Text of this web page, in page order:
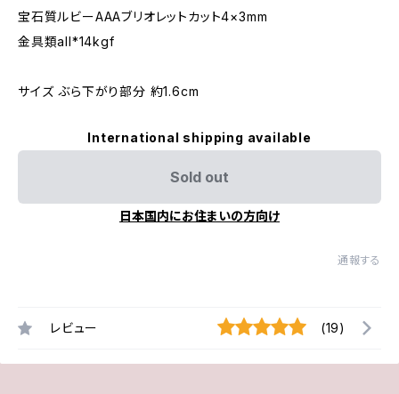
宝石質ルビーAAAブリオレットカット4×3mm
金具類all*14kgf
サイズ ぶら下がり部分 約1.6cm
International shipping available
Sold out
日本国内にお住まいの方向け
通報する
レビュー (19)